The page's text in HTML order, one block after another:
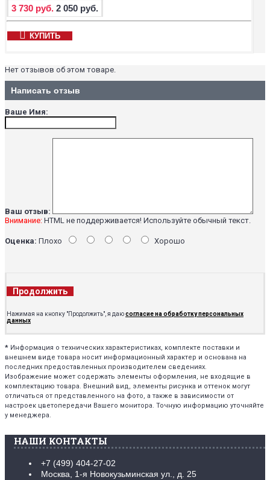
3 730 руб. 2 050 руб.
КУПИТЬ
Нет отзывов об этом товаре.
Написать отзыв
Ваше Имя:
Ваш отзыв:
Внимание: HTML не поддерживается! Используйте обычный текст.
Оценка: Плохо Хорошо
Продолжить
Нажимая на кнопку "Продолжить", я даюсогласие на обработку персональных
данных
* Информация о технических характеристиках, комплекте поставки и
внешнем виде товара носит информационный характер и основана на
последних предоставленных производителем сведениях.
Изображение может содержать элементы оформления, не входящие в
комплектацию товара. Внешний вид, элементы рисунка и оттенок могут
отличаться от представленного на фото, а также в зависимости от
настроек цветопередачи Вашего монитора. Точную информацию уточняйте
у менеджера.
НАШИ КОНТАКТЫ
+7 (499) 404-27-02
Москва, 1-я Новокузьминская ул., д. 25